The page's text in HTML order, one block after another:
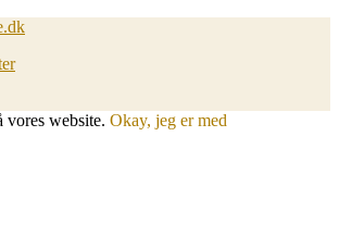
vores website. Okay, jeg er med